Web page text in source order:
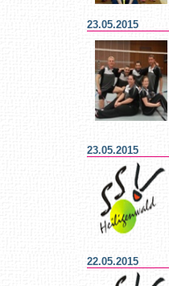
23.05.2015
23.05.2015
22.05.2015